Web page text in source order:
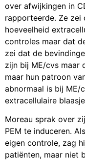
over afwijkingen in
rapporteerde. Ze zei
hoeveelheid
controles maar dat
zei dat de
zijn bij ME/cvs maar
maar hun patroon
abnormaal is bij ME/
extracellulaire
Moreau sprak over
PEM te induceren.
eigen controle, zag
patiënten, maar niet